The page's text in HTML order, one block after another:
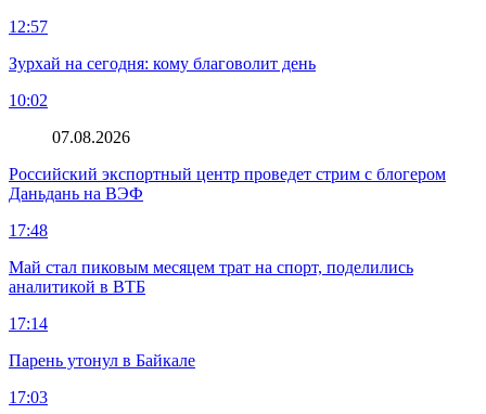
12:57
Зурхай на сегодня: кому благоволит день
10:02
07.08.2026
Российский экспортный центр проведет стрим с блогером
Даньдань на ВЭФ
17:48
Май стал пиковым месяцем трат на спорт, поделились
аналитикой в ВТБ
17:14
Парень утонул в Байкале
17:03